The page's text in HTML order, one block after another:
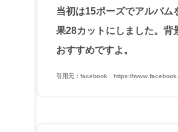
当初は15ポーズでアルバム
果28カットにしました。背
おすすめですよ。
引用元：facebook https://